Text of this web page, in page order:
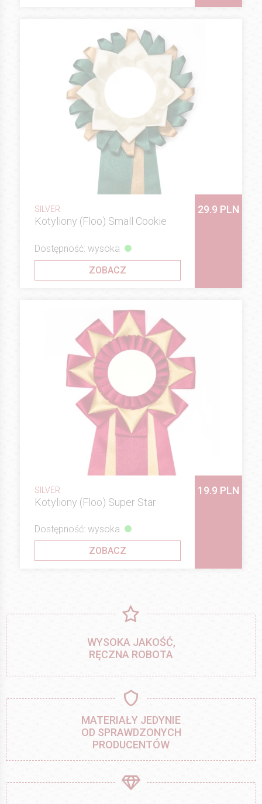
SILVER
Kotyliony (Floo) Small Cookie
29.9 PLN
Dostępność: wysoka
ZOBACZ
SILVER
Kotyliony (Floo) Super Star
19.9 PLN
Dostępność: wysoka
ZOBACZ
WYSOKA JAKOŚĆ,
RĘCZNA ROBOTA
MATERIAŁY JEDYNIE
OD SPRAWDZONYCH
PRODUCENTÓW